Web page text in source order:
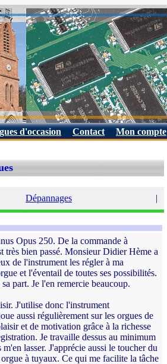
d'occasion Contact Mon compte
Dépannages |
Opus 250. De la commande à
très bien passé. Monsieur Didier Hème a
de l'instrument les régler à ma
et l'éventail de toutes ses possibilités.
part. Je l'en remercie beaucoup.
J'utilise donc l'instrument
aussi régulièrement sur les orgues de
et de motivation grâce à la richesse
Je travaille dessus au minimum
lasser. J'apprécie aussi le toucher du
à tuyaux. Ce qui me facilite la tâche